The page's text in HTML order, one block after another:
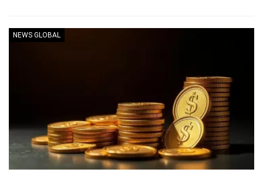
NEWS GLOBAL